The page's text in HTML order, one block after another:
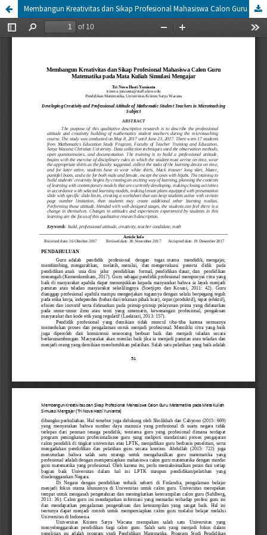
Membangun Kreativitas dan Sikap Profesional Mahasiswa Calon Guru Matematika pada Mata Kuliah Simulasi Mengajar